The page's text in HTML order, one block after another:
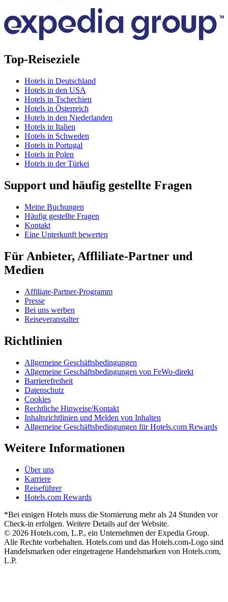
Top-Reiseziele
Hotels in Deutschland
Hotels in den USA
Hotels in Tschechien
Hotels in Österreich
Hotels in den Niederlanden
Hotels in Italien
Hotels in Schweden
Hotels in Portugal
Hotels in Polen
Hotels in der Türkei
Support und häufig gestellte Fragen
Meine Buchungen
Häufig gestellte Fragen
Kontakt
Eine Unterkunft bewerten
Für Anbieter, Affliliate-Partner und
Medien
Affiliate-Partner-Programm
Presse
Bei uns werben
Reiseveranstalter
Richtlinien
Allgemeine Geschäftsbedingungen
Allgemeine Geschäftsbedingungen von FeWo-direkt
Barrierefreiheit
Datenschutz
Cookies
Rechtliche Hinweise/Kontakt
Inhaltsrichtlinien und Melden von Inhalten
Allgemeine Geschäftsbedingungen für Hotels.com Rewards
Weitere Informationen
Über uns
Karriere
Reiseführer
Hotels.com Rewards
*Bei einigen Hotels muss die Stornierung mehr als 24 Stunden vor
Check-in erfolgen. Weitere Details auf der Website.
© 2026 Hotels.com, L.P., ein Unternehmen der Expedia Group.
Alle Rechte vorbehalten. Hotels.com und das Hotels.com-Logo sind
Handelsmarken oder eingetragene Handelsmarken von Hotels.com,
L.P.